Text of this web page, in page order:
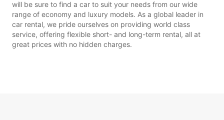
will be sure to find a car to suit your needs from our wide
range of economy and luxury models. As a global leader in
car rental, we pride ourselves on providing world class
service, offering flexible short- and long-term rental, all at
great prices with no hidden charges.